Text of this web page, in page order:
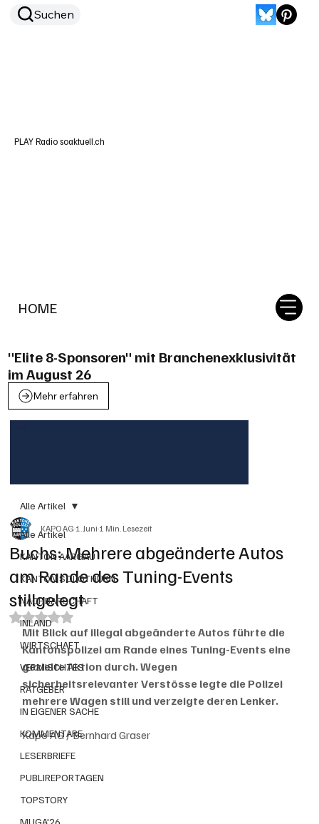
HOME
Suchen
PLAY Radio soaktuell.ch
"Elite 8-Sponsoren" mit Branchenexklusivität
im August 26
Mehr erfahren
Alle Artikel
KANTON AARGAU
KANTON SOLOTHURN
NACHBARSCHAFT
INLAND
WIRTSCHAFT
VERMISCHTES
RATGEBER
IN EIGENER SACHE
KOMMENTARE
LESERBRIEFE
PUBLIREPORTAGEN
TOPSTORY
Alle Artikel
Buchs: Mehrere abgeänderte Autos
am Rande des Tuning-Events
stillgelegt
KAPO AG1. Juni1 Min. Lesezeit
Mit NaN von 5 Sternen bewertet.
Mit Blick auf illegal abgeänderte Autos führte die
Kantonspolizei am Rande eines Tuning-Events eine
gezielte Aktion durch. Wegen
sicherheitsrelevanter Verstösse legte die Polizei
mehrere Wagen still und verzeigte deren Lenker.
Kapo AG / Bernhard Graser